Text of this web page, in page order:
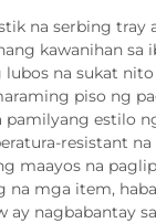
na serbing tray
kawanihan sa
lubos na sukat
piso ng
pamilyang estilo
resistant
maayos na
na mga item,
ay nagbabantay